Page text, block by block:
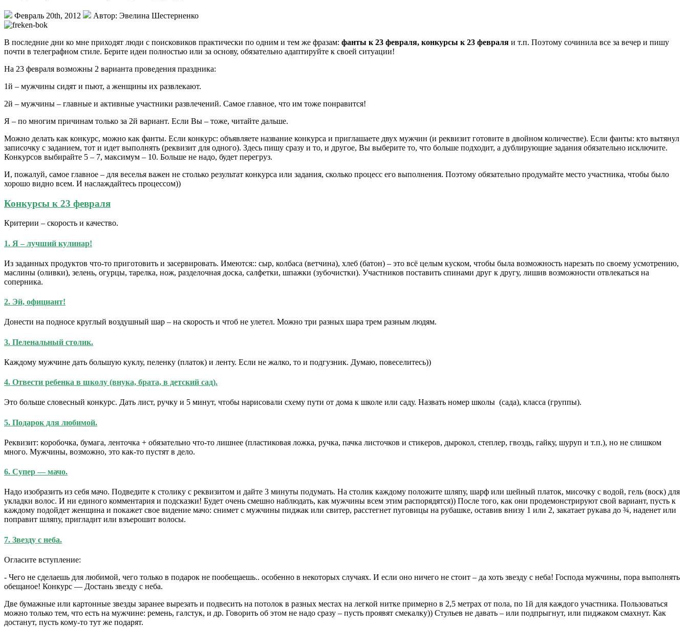
Февраль 20th, 2012 Автор: Эвелина Шестерненко
В последние дни ко мне приходят люди с поисковиков практически по одним и тем же фразам: фанты к 23 февраля, конкурсы к 23 февраля и т.п. Поэтому сочинила все за вечер и пишу
почти в телеграфном стиле. Берите идеи полностью или за основу, обязательно адаптируйте к своей ситуации!
На 23 февраля возможны 2 варианта проведения праздника:
1й – мужчины сидят и пьют, а женщины их развлекают.
2й – мужчины – главные и активные участники развлечений. Самое главное, что им тоже понравится!
Я – по многим причинам только за 2й вариант. Если Вы – тоже, читайте дальше.
Можно делать как конкурс, можно как фанты. Если конкурс: объявляете название конкурса и приглашаете двух мужчин (и реквизит готовите в двойном количестве). Если фанты: кто вытянул
записочку с заданием, тот и идет выполнять (реквизит для одного). Здесь пишу сразу и то, и другое, Вы выберите то, что больше подходит, а дублирующие задания обязательно исключите.
Конкурсов выбирайте 5 – 7, максимум – 10. Больше не надо, будет перегруз.
И, пожалуй, самое главное – для веселья важен не столько результат конкурса или задания, сколько процесс его выполнения. Поэтому обязательно продумайте место участника, чтобы было
хорошо видно всем. И наслаждайтесь процессом))
Конкурсы к 23 февраля
Критерии – скорость и качество.
1. Я – лучший кулинар!
Из заданных продуктов что-то приготовить и засервировать. Имеются:: сыр, колбаса (ветчина), хлеб (батон) – это всё целым куском, чтобы была возможность нарезать по своему усмотрению,
маслины (оливки), зелень, огурцы, тарелка, нож, разделочная доска, салфетки, шпажки (зубочистки). Участников поставить спинами друг к другу, лишив возможности отвлекаться на
соперника.
2. Эй, официант!
Донести на подносе круглый воздушный шар – на скорость и чтоб не улетел. Можно три разных шара трем разным людям.
3. Пеленальный столик.
Каждому мужчине дать большую куклу, пеленку (платок) и ленту. Если не жалко, то и подгузник. Думаю, повеселитесь))
4. Отвести ребенка в школу (внука, брата, в детский сад).
Это больше словесный конкурс. Дать лист, ручку и 5 минут, чтобы нарисовали схему пути от дома к школе или саду. Назвать номер школы (сада), класса (группы).
5. Подарок для любимой.
Реквизит: коробочка, бумага, ленточка + обязательно что-то лишнее (пластиковая ложка, ручка, пачка листочков и стикеров, дырокол, степлер, гвоздь, гайку, шуруп и т.п.), но не слишком
много. Мужчины, возможно, это как-то пустят в дело.
6. Супер — мачо.
Надо изобразить из себя мачо. Подведите к столику с реквизитом и дайте 3 минуты подумать. На столик каждому положите шляпу, шарф или шейный платок, мисочку с водой, гель (воск) для
укладки волос. И ни единого комментария и подсказки! Будет очень смешно наблюдать, как мужчины всем этим распорядятся)) После того, как они продемонстрируют свой вариант, пусть к
каждому подойдет женщина и покажет свое видение мачо: снимет с мужчины пиджак или свитер, расстегнет пуговицы на рубашке, оставив внизу 1 или 2, закатает рукава до ¾, наденет или
поправит шляпу, пригладит или взъерошит волосы.
7. Звезду с неба.
Огласите вступление:
- Чего не сделаешь для любимой, чего только в подарок не пообещаешь.. особенно в некоторых случаях. И если оно ничего не стоит – да хоть звезду с неба! Господа мужчины, пора выполнять
обещаное! Конкурс — Достань звезду с неба.
Две бумажные или картонные звезды заранее вырезать и подвесить на потолок в разных местах на легкой нитке примерно в 2,5 метрах от пола, по 1й для каждого участника. Пользоваться
можно только тем, что есть на мужчине: ремень, галстук, и др. Говорить об этом не надо сразу – пусть проявят смекалку)) Стульев не давать – или подпрыгнут, или пиджаком смахнут. Как
достанут, пусть кому-то тут же подарят.